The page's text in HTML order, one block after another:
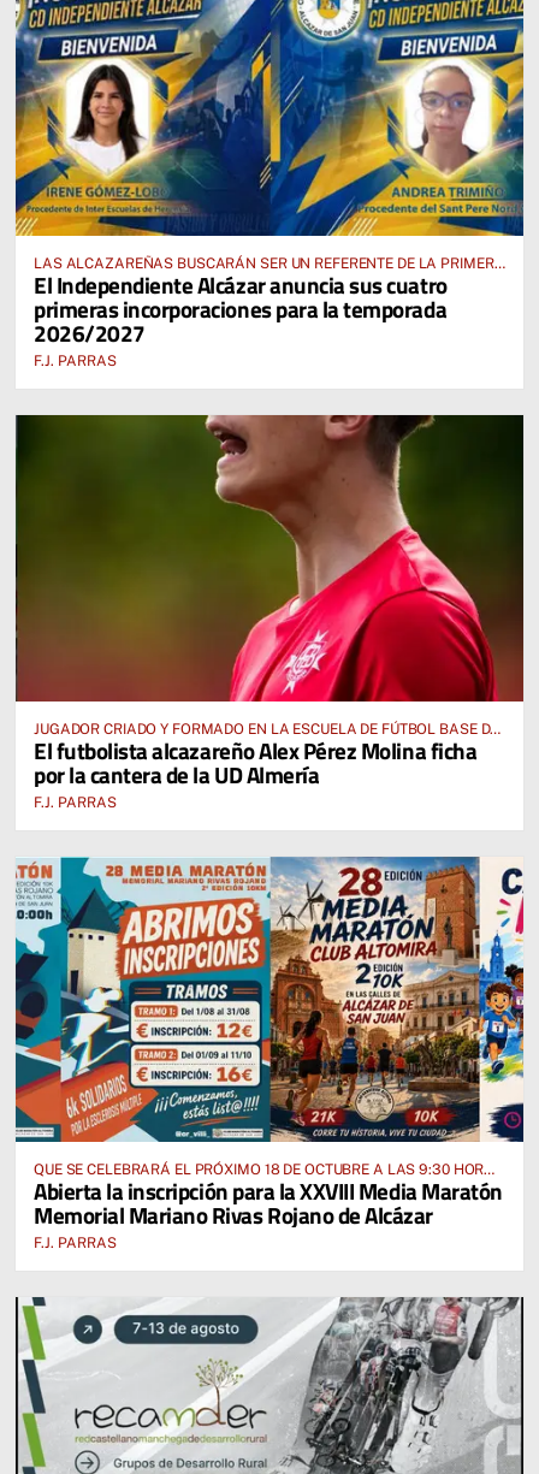
LAS ALCAZAREÑAS BUSCARÁN SER UN REFERENTE DE LA PRIMERA
AUTONÓMICA PREFERENTE FEMENINA
El Independiente Alcázar anuncia sus cuatro
primeras incorporaciones para la temporada
2026/2027
F.J. PARRAS
JUGADOR CRIADO Y FORMADO EN LA ESCUELA DE FÚTBOL BASE DE
ALCÁZAR DE SAN JUAN
El futbolista alcazareño Alex Pérez Molina ficha
por la cantera de la UD Almería
F.J. PARRAS
QUE SE CELEBRARÁ EL PRÓXIMO 18 DE OCTUBRE A LAS 9:30 HORAS
DESDE EL PABELLÓN VICENTE PANIAGUA
Abierta la inscripción para la XXVIII Media Maratón
Memorial Mariano Rivas Rojano de Alcázar
F.J. PARRAS